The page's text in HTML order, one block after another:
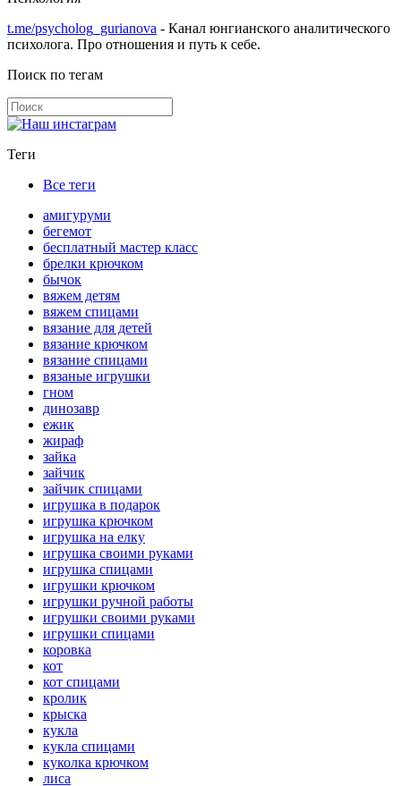
t.me/psycholog_gurianova - Канал юнгианского аналитического
психолога. Про отношения и путь к себе.
Поиск по тегам
Теги
Все теги
амигуруми
бегемот
бесплатный мастер класс
брелки крючком
бычок
вяжем детям
вяжем спицами
вязание для детей
вязание крючком
вязание спицами
вязаные игрушки
гном
динозавр
ежик
жираф
зайка
зайчик
зайчик спицами
игрушка в подарок
игрушка крючком
игрушка на елку
игрушка своими руками
игрушка спицами
игрушки крючком
игрушки ручной работы
игрушки своими руками
игрушки спицами
коровка
кот
кот спицами
кролик
крыска
кукла
кукла спицами
куколка крючком
лиса